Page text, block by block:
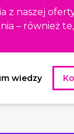
z naszej
– również te,
wiedzy